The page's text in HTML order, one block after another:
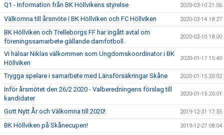
Q1 - Information från BK Höllvikens styrelse 2020-03-10 21:06
Välkomna till årsmöte i BK Höllviken och FC Höllviken 2020-02-14 18:27
BK Höllviken och Trelleborgs FF har ingått avtal om
föreningssamarbete gällande damfotboll.
2020-02-10 18:00
Vi hälsar Niklas välkommen som Ungdomskoordinator i BK
Höllviken
2020-01-17 15:40
Trygga spelare i samarbete med Länsförsäkringar Skåne 2020-01-15 20:02
Inför årsmötet den 26/2 2020 - Valberedningens förslag till
kandidater
2020-01-15 20:01
Gott Nytt År och Välkomna till 2020! 2019-12-31 17:35
BK Höllviken på Skånecupen! 2019-12-27 08:04